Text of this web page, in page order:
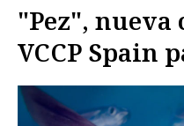
"Pez", nueva
VCCP Spain